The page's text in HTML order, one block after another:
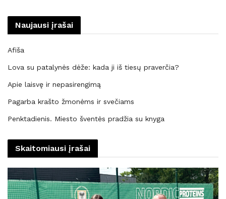
Naujausi įrašai
Afiša
Lova su patalynės dėže: kada ji iš tiesų praverčia?
Apie laisvę ir nepasirengimą
Pagarba krašto žmonėms ir svečiams
Penktadienis. Miesto šventės pradžia su knyga
Skaitomiausi įrašai